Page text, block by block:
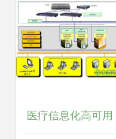
医疗信息化高可用